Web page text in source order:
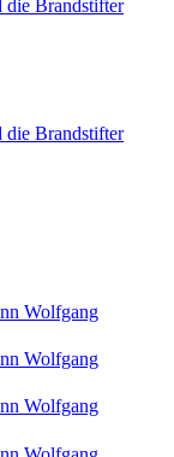
die Brandstifter
die Brandstifter
Wolfgang
Wolfgang
Wolfgang